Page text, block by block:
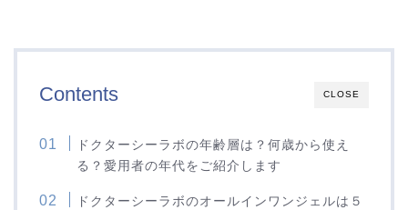
CLOSE
Contents
ドクターシーラボの年齢層は？何歳から使え
る？愛用者の年代をご紹介します
ドクターシーラボのオールインワンジェルは５